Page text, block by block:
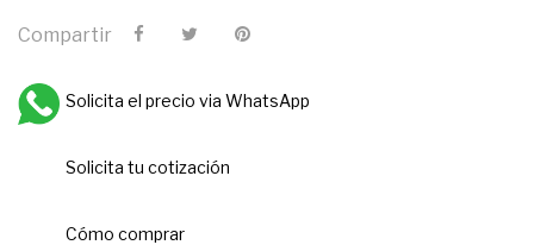
Compartir
Solicita el precio via WhatsApp
Solicita tu cotización
Cómo comprar